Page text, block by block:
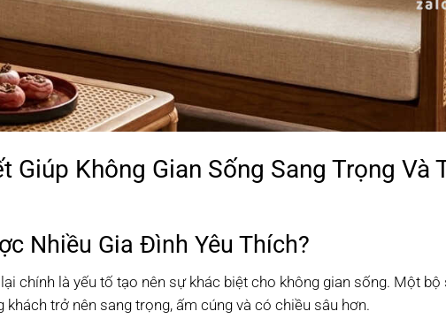
Giúp Không Gian Sống Sang Trọng Và
Nhiều Gia Đình Yêu Thích?
chính là yếu tố tạo nên sự khác biệt cho không gian sống. Một
khách trở nên sang trọng, ấm cúng và có chiều sâu hơn.